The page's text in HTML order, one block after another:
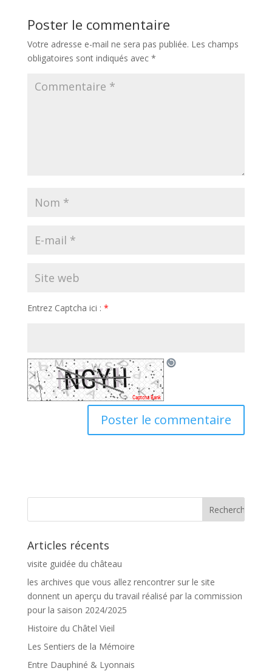
Poster le commentaire
Votre adresse e-mail ne sera pas publiée. Les champs
obligatoires sont indiqués avec *
Entrez Captcha ici : *
Articles récents
visite guidée du château
les archives que vous allez rencontrer sur le site
donnent un aperçu du travail réalisé par la commission
pour la saison 2024/2025
Histoire du Châtel Vieil
Les Sentiers de la Mémoire
Entre Dauphiné & Lyonnais